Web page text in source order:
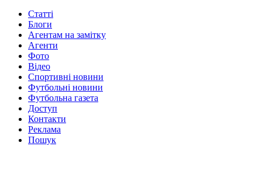
Статті
Блоги
Агентам на замітку
Агенти
Фото
Відео
Спортивні новини
Футбольні новини
Футбольна газета
Доступ
Контакти
Реклама
Пошук